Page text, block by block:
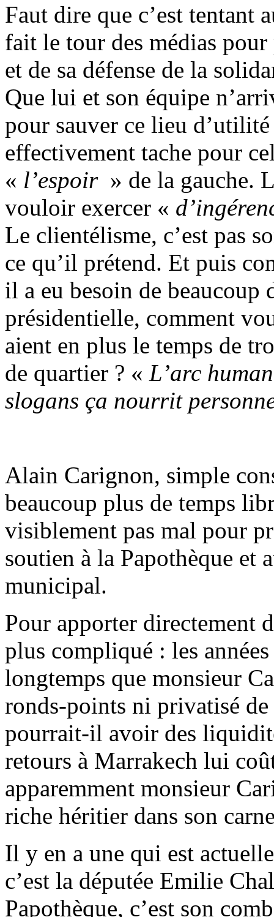
Faut dire que c’est tentant
fait le tour des médias
et de sa défense de la
Que lui et son équipe
pour sauver ce lieu
effectivement tache pour
« l’espoir » de la gauche.
vouloir exercer «
Le clientélisme, c’est pas
ce qu’il prétend. Et puis
il a eu besoin de beaucoup
présidentielle, comment
aient en plus le temps de
de quartier ? « L’arc
slogans ça nourrit
Alain Carignon, simple
beaucoup plus de temps
visiblement pas mal pour
soutien à la Papothèque et
municipal.
Pour apporter directement
plus compliqué : les
longtemps que monsieur
ronds-points ni privatisé de
pourrait-il avoir des
retours à Marrakech lui
apparemment monsieur
riche héritier dans son
Il y en a une qui est
c’est la députée Emilie
Papothèque, c’est son